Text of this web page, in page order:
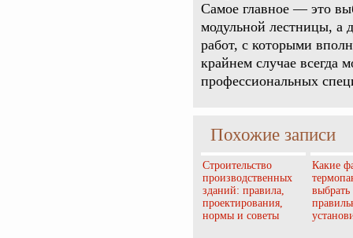
Самое главное — это
модульной лестницы, а
работ, с которыми
крайнем случае всегда
профессиональных
Похожие записи
Строительство
производственных
зданий: правила,
проектирования,
нормы и советы
Какие
выбрать